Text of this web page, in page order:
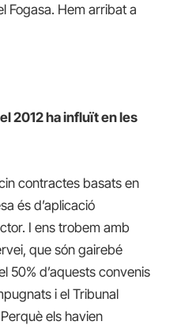
Fogasa. Hem arribat a
2012 ha influït en les
contractes basats en
és d’aplicació
I ens trobem amb
que són gairebé
50% d’aquests convenis
i el Tribunal
els havien